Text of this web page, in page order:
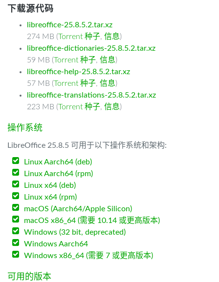
下载源代码
libreoffice-25.8.5.2.tar.xz
274 MB (Torrent 种子, 信息)
libreoffice-dictionaries-25.8.5.2.tar.xz
59 MB (Torrent 种子, 信息)
libreoffice-help-25.8.5.2.tar.xz
57 MB (Torrent 种子, 信息)
libreoffice-translations-25.8.5.2.tar.xz
223 MB (Torrent 种子, 信息)
操作系统
LibreOffice 25.8.5 可用于以下操作系统和架构:
Linux Aarch64 (deb)
Linux Aarch64 (rpm)
Linux x64 (deb)
Linux x64 (rpm)
macOS (Aarch64/Apple Silicon)
macOS x86_64 (需要 10.14 或更高版本)
Windows (32 bit, deprecated)
Windows Aarch64
Windows x86_64 (需要 7 或更高版本)
可用的版本